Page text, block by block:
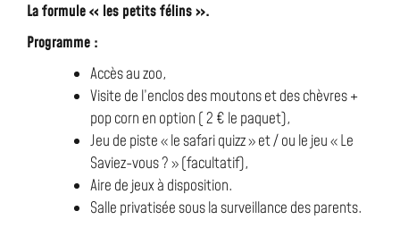
La formule « les petits félins ».
Programme :
Accès au zoo,
Visite de l’enclos des moutons et des chèvres +
pop corn en option ( 2 € le paquet),
Jeu de piste « le safari quizz » et / ou le jeu « Le
Saviez-vous ? » (facultatif),
Aire de jeux à disposition.
Salle privatisée sous la surveillance des parents.